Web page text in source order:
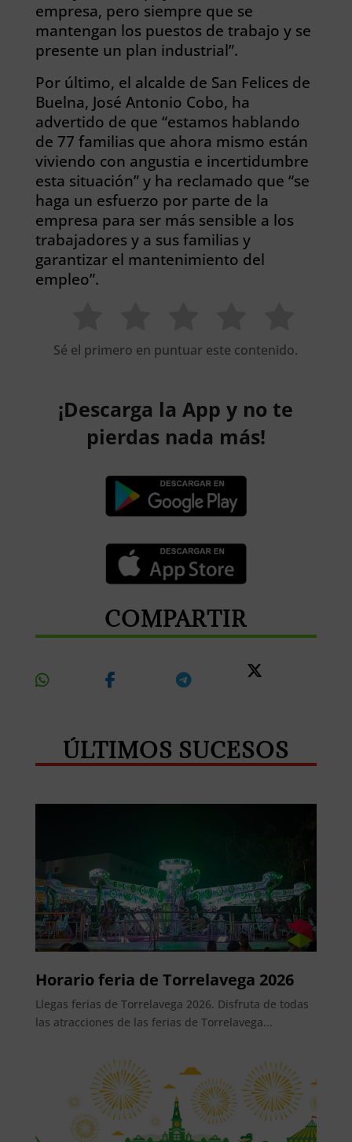
empresa, pero siempre que se
mantengan los puestos de trabajo y se
presente un plan industrial”.
Por último, el alcalde de San Felices de
Buelna, José Antonio Cobo, ha
advertido de que “estamos hablando
de 77 familias que ahora mismo están
viviendo con angustia e incertidumbre
esta situación” y ha reclamado que “se
haga un esfuerzo por parte de la
empresa para ser más sensible a los
trabajadores y a sus familias y
garantizar el mantenimiento del
empleo”.
Sé el primero en puntuar este contenido.
¡Descarga la App y no te
pierdas nada más!
COMPARTIR
ÚLTIMOS SUCESOS
Horario feria de Torrelavega 2026
Llegas ferias de Torrelavega 2026. Disfruta de todas
las atracciones de las ferias de Torrelavega...